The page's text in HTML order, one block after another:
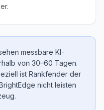
messbare KI-
von 30–60 Tagen.
ist Rankfender der
nicht leisten